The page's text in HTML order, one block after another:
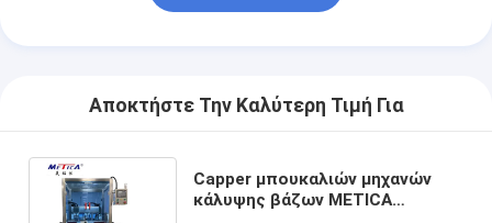
Αποκτήστε Την Καλύτερη Τιμή Για
Capper μπουκαλιών μηχανών
κάλυψης βάζων METICA